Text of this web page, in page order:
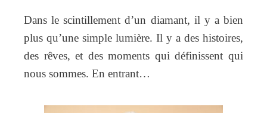
Dans le scintillement d’un diamant, il y a bien
plus qu’une simple lumière. Il y a des histoires,
des rêves, et des moments qui définissent qui
nous sommes. En entrant…